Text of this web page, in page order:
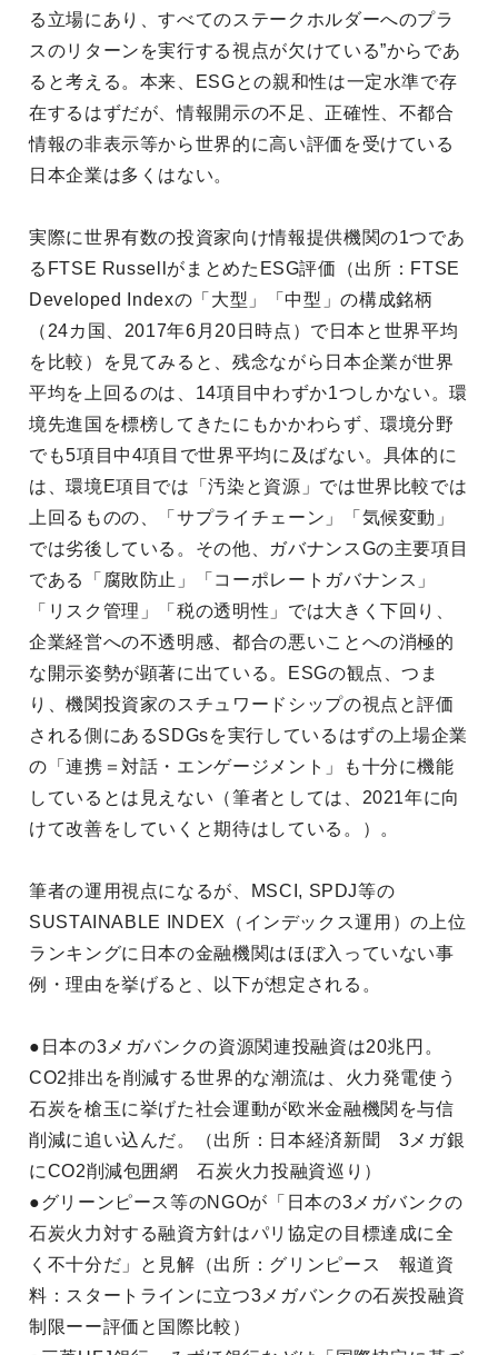
る立場にあり、すべてのステークホルダーへのプラ
スのリターンを実行する視点が欠けている”からであ
ると考える。本来、ESGとの親和性は一定水準で存
在するはずだが、情報開示の不足、正確性、不都合
情報の非表示等から世界的に高い評価を受けている
日本企業は多くはない。
実際に世界有数の投資家向け情報提供機関の1つであ
るFTSE RussellがまとめたESG評価（出所：FTSE
Developed Indexの「大型」「中型」の構成銘柄
（24カ国、2017年6月20日時点）で日本と世界平均
を比較）を見てみると、残念ながら日本企業が世界
平均を上回るのは、14項目中わずか1つしかない。環
境先進国を標榜してきたにもかかわらず、環境分野
でも5項目中4項目で世界平均に及ばない。具体的に
は、環境E項目では「汚染と資源」では世界比較では
上回るものの、「サプライチェーン」「気候変動」
では劣後している。その他、ガバナンスGの主要項目
である「腐敗防止」「コーポレートガバナンス」
「リスク管理」「税の透明性」では大きく下回り、
企業経営への不透明感、都合の悪いことへの消極的
な開示姿勢が顕著に出ている。ESGの観点、つま
り、機関投資家のスチュワードシップの視点と評価
される側にあるSDGsを実行しているはずの上場企業
の「連携＝対話・エンゲージメント」も十分に機能
しているとは見えない（筆者としては、2021年に向
けて改善をしていくと期待はしている。）。
筆者の運用視点になるが、MSCI, SPDJ等の
SUSTAINABLE INDEX（インデックス運用）の上位
ランキングに日本の金融機関はほぼ入っていない事
例・理由を挙げると、以下が想定される。
●日本の3メガバンクの資源関連投融資は20兆円。
CO2排出を削減する世界的な潮流は、火力発電使う
石炭を槍玉に挙げた社会運動が欧米金融機関を与信
削減に追い込んだ。（出所：日本経済新聞 3メガ銀
にCO2削減包囲網 石炭火力投融資巡り）
●グリーンピース等のNGOが「日本の3メガバンクの
石炭火力対する融資方針はパリ協定の目標達成に全
く不十分だ」と見解（出所：グリンピース 報道資
料：スタートラインに立つ3メガバンクの石炭投融資
制限ーー評価と国際比較）